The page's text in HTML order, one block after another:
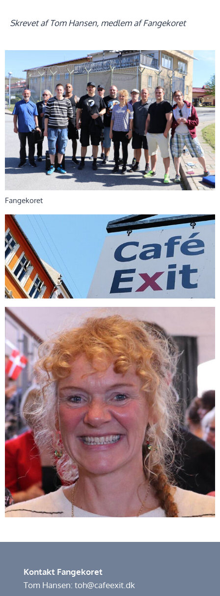
Skrevet af Tom Hansen, medlem af Fangekoret
Fangekoret
Kontakt Fangekoret
Tom Hansen: toh@cafeexit.dk